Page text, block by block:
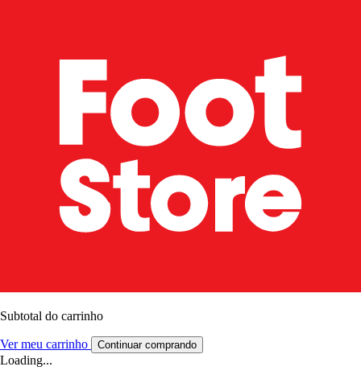
Subtotal do carrinho
Ver meu carrinho Continuar comprando
Loading...